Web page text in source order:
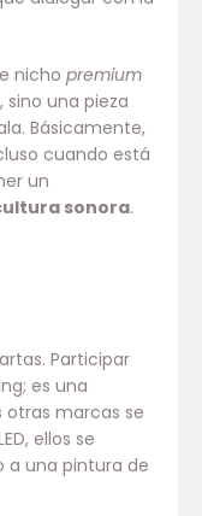
nicho premium
una pieza
Básicamente,
cuando está
un
sonora.
Participar
es una
otras marcas se
ellos se
a una pintura de